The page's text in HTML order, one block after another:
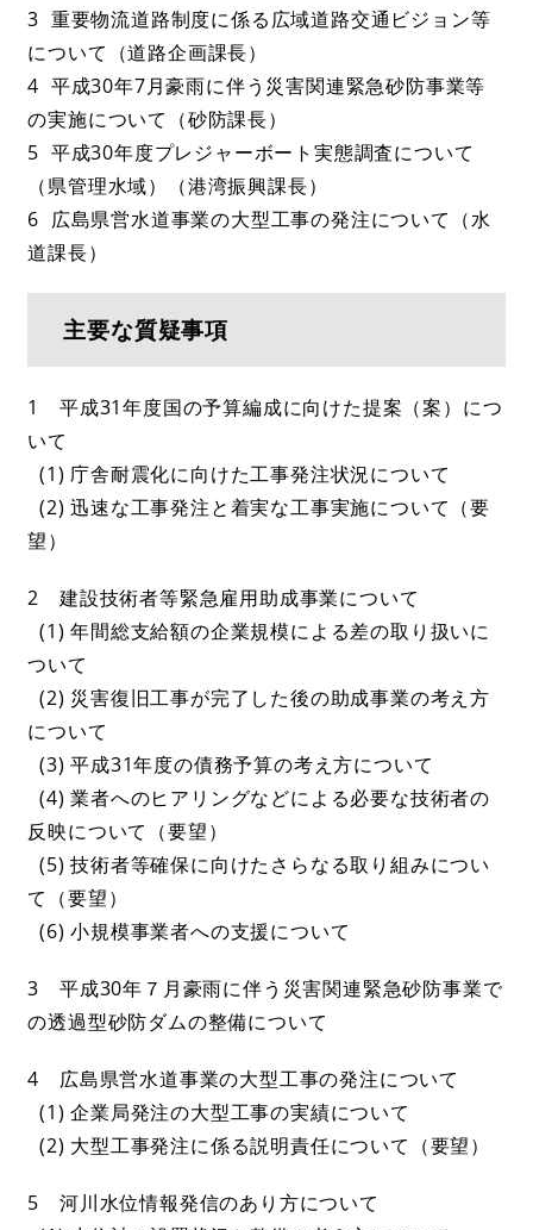
3 重要物流道路制度に係る広域道路交通ビジョン等
について（道路企画課長）
4 平成30年7月豪雨に伴う災害関連緊急砂防事業等
の実施について（砂防課長）
5 平成30年度プレジャーボート実態調査について
（県管理水域）（港湾振興課長）
6 広島県営水道事業の大型工事の発注について（水
道課長）
主要な質疑事項
1 平成31年度国の予算編成に向けた提案（案）につ
いて
(1) 庁舎耐震化に向けた工事発注状況について
(2) 迅速な工事発注と着実な工事実施について（要
望）
2 建設技術者等緊急雇用助成事業について
(1) 年間総支給額の企業規模による差の取り扱いに
ついて
(2) 災害復旧工事が完了した後の助成事業の考え方
について
(3) 平成31年度の債務予算の考え方について
(4) 業者へのヒアリングなどによる必要な技術者の
反映について（要望）
(5) 技術者等確保に向けたさらなる取り組みについ
て（要望）
(6) 小規模事業者への支援について
3 平成30年７月豪雨に伴う災害関連緊急砂防事業で
の透過型砂防ダムの整備について
4 広島県営水道事業の大型工事の発注について
(1) 企業局発注の大型工事の実績について
(2) 大型工事発注に係る説明責任について（要望）
5 河川水位情報発信のあり方について